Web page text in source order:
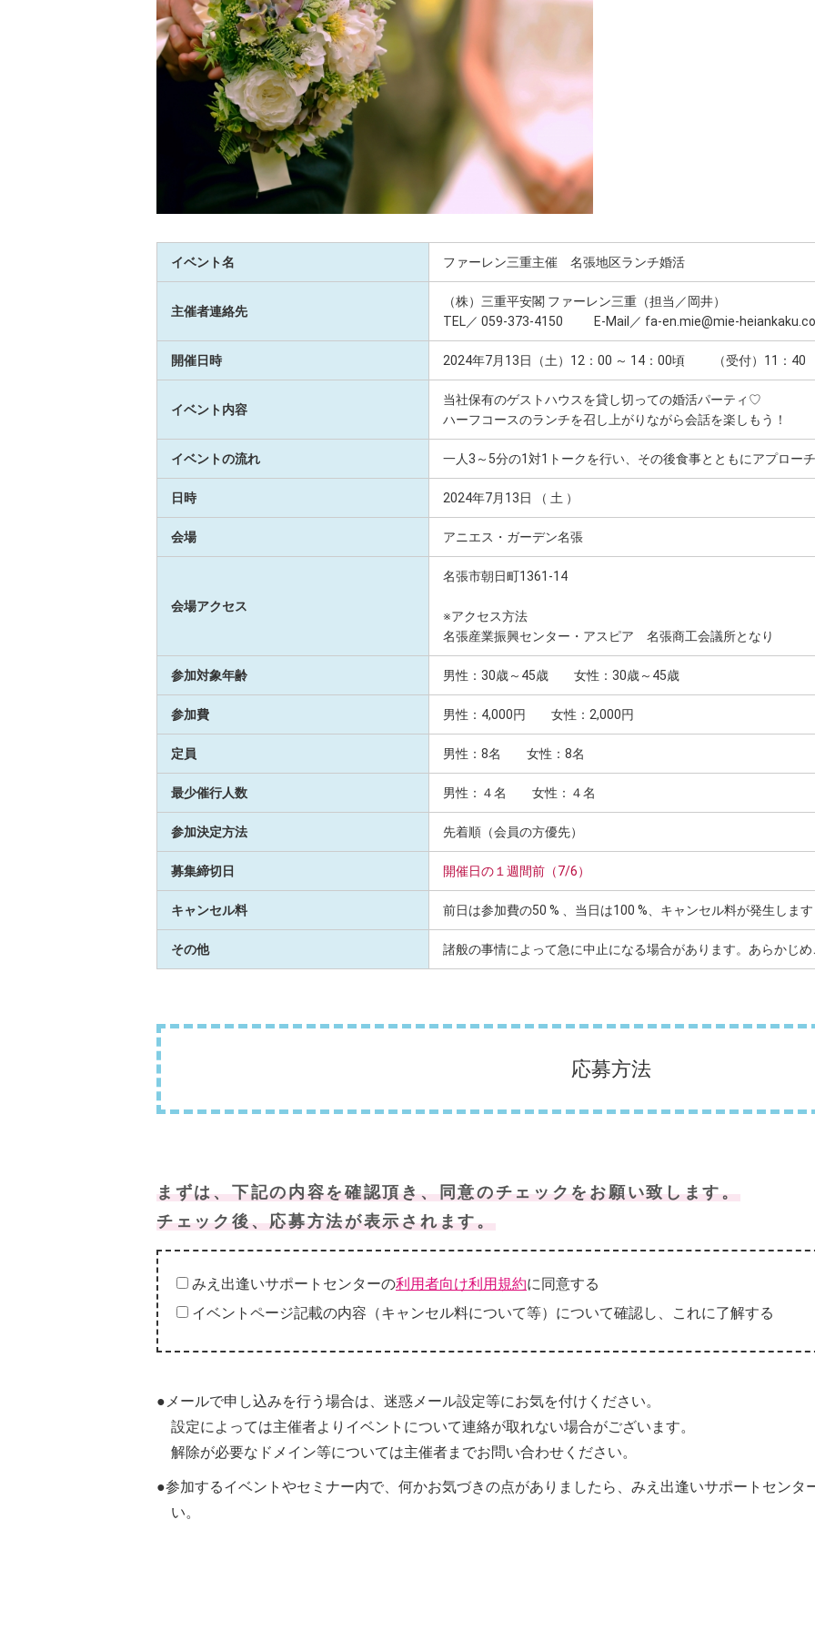
イベント名 ファーレン三重主催 名張地区ランチ婚活
主催者連絡先
（株）三重平安閣 ファーレン三重（担当／岡井）
TEL／ 059-373-4150 E-Mail／ fa-en.mie@mie-
開催日時 2024年7月13日（土）12：00 ～ 14：00頃 （受付）11：40
イベント内容
当社保有のゲストハウスを貸し切っての婚活パーティ♡
ハーフコースのランチを召し上がりながら会話を楽しもう！
イベントの流れ 一人3～5分の1対1トークを行い、その後食事とともにアプローチ
日時 2024年7月13日 （ 土 ）
会場 アニエス・ガーデン名張
会場アクセス
名張市朝日町1361-14
※アクセス方法
名張産業振興センター・アスピア 名張商工会議所となり
参加対象年齢 男性：30歳～45歳 女性：30歳～45歳
参加費 男性：4,000円 女性：2,000円
定員 男性：8名 女性：8名
最少催行人数 男性：４名 女性：４名
参加決定方法 先着順（会員の方優先）
募集締切日 開催日の１週間前（7/6）
キャンセル料 前日は参加費の50 % 、当日は100 %、キャンセル料が発生します
その他 諸般の事情によって急に中止になる場合があります。あらかじめ
応募方法
まずは、下記の内容を確認頂き、同意のチェックをお願い致します。
チェック後、応募方法が表示されます。
みえ出逢いサポートセンターの利用者向け利用規約に同意する
イベントページ記載の内容（キャンセル料について等）について確認し、これに了解する
●メールで申し込みを行う場合は、迷惑メール設定等にお気を付けください。
設定によっては主催者よりイベントについて連絡が取れない場合がございます。
解除が必要なドメイン等については主催者までお問い合わせください。
●参加するイベントやセミナー内で、何かお気づきの点がありましたら、みえ出逢いサポートセンタ
い。